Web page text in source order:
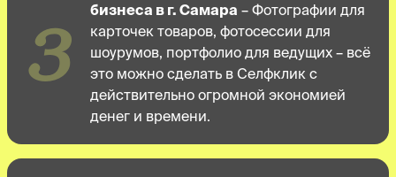
3
бизнеса в г. Самара – Фотографии для
карточек товаров, фотосессии для
шоурумов, портфолио для ведущих – всё
это можно сделать в Селфклик с
действительно огромной экономией
денег и времени.